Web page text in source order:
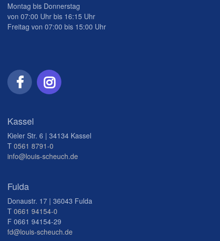
Montag bis Donnerstag
von 07:00 Uhr bis 16:15 Uhr
Freitag von 07:00 bis 15:00 Uhr
Kassel
Kieler Str. 6 | 34134 Kassel
T 0561 8791-0
info@louis-scheuch.de
Fulda
Donaustr. 17 | 36043 Fulda
T 0661 94154-0
F 0661 94154-29
fd@louis-scheuch.de